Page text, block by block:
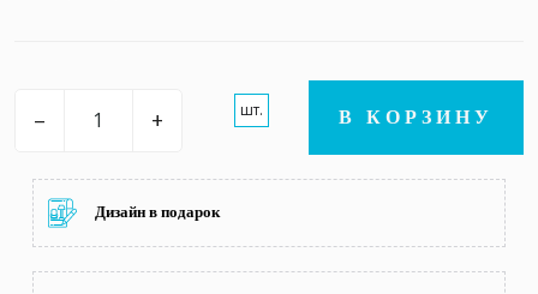
– + шт. В КОРЗИНУ
Дизайн в подарок